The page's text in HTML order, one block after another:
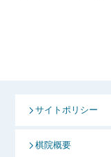
サイトポリシー
棋院概要